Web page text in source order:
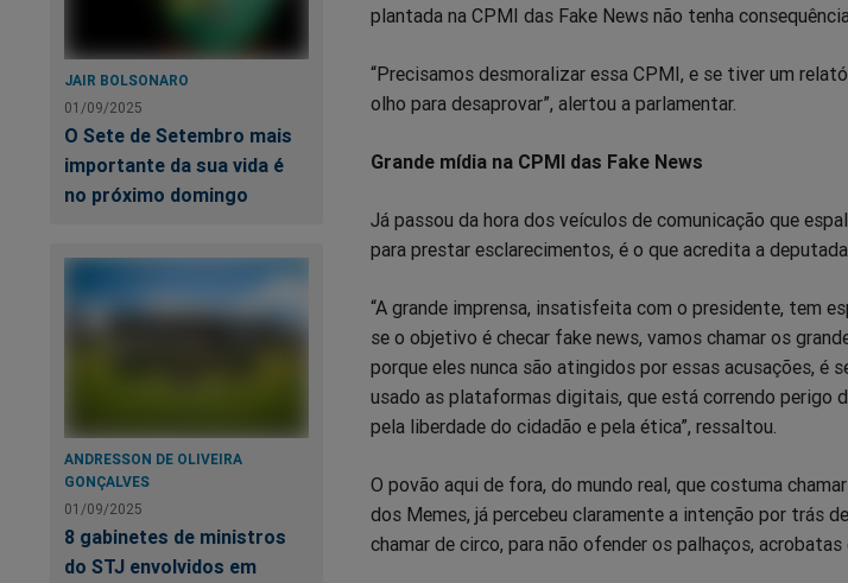
JAIR BOLSONARO
01/09/2025
O Sete de Setembro mais
importante da sua vida é
no próximo domingo
ANDRESSON DE OLIVEIRA
GONÇALVES
01/09/2025
8 gabinetes de ministros
do STJ envolvidos em
plantada na CPMI das Fake News não tenha
“Precisamos desmoralizar essa CPMI, e se tiver um
olho para desaprovar”, alertou a parlamentar.
Grande mídia na CPMI das Fake News
Já passou da hora dos veículos de comunicação que
para prestar esclarecimentos, é o que acredita a
“A grande imprensa, insatisfeita com o presidente, tem
se o objetivo é checar fake news, vamos chamar os
porque eles nunca são atingidos por essas acusações, é
usado as plataformas digitais, que está correndo perigo
pela liberdade do cidadão e pela ética”, ressaltou.
O povão aqui de fora, do mundo real, que costuma
dos Memes, já percebeu claramente a intenção por trás
chamar de circo, para não ofender os palhaços, acrobatas